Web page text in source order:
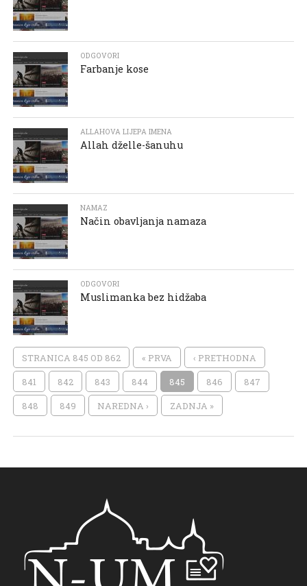
ODGOVORI
Farbanje kose
ALLAHOVA LIJEPA IMENA
Allah dželle-šanuhu
NAMAZ
Način obavljanja namaza
ODGOVORI
Muslimanka bez hidžaba
STRANICA 845 OD 862 « PRVA ‹ PRETHODNA
841 842 843 844 845 846 847
848 849 NAREDNA › ZADNJA »